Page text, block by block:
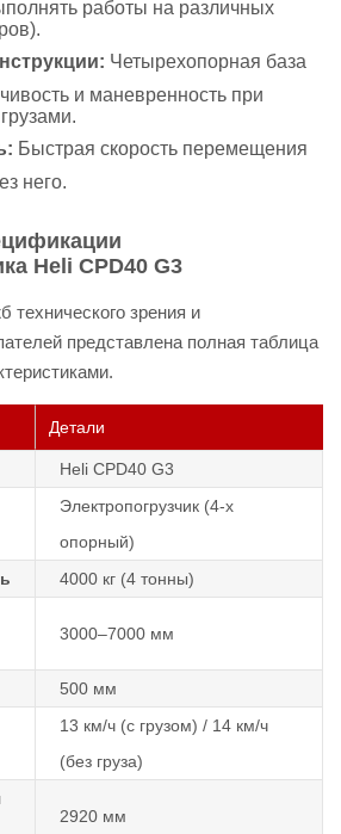
работы на различных
Четырехопорная база
и маневренность при
Быстрая скорость перемещения
него.
Heli CPD40 G3
технического зрения и
представлена полная таблица
Детали
Heli CPD40 G3
Электропогрузчик (4-х
опорный)
4000 кг (4 тонны)
3000–7000 мм
500 мм
13 км/ч (с грузом) / 14 км/ч
(без груза)
2920 мм